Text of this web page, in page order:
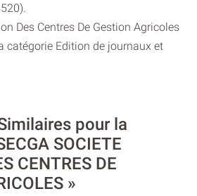
Des Centres De Gestion Agricoles
catégorie Edition de journaux et
pour la
SOCIETE
CENTRES DE
»